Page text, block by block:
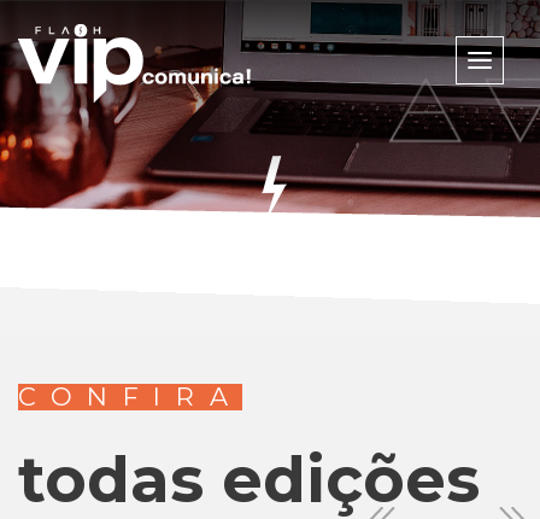
Toggle
CONFIRA
todas edições